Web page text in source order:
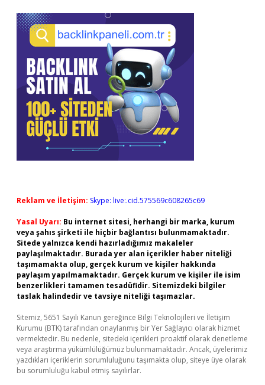
Reklam ve İletişim: Skype: live:.cid.575569c608265c69
Yasal Uyarı: Bu internet sitesi, herhangi bir marka, kurum
veya şahıs şirketi ile hiçbir bağlantısı bulunmamaktadır.
Sitede yalnızca kendi hazırladığımız makaleler
paylaşılmaktadır. Burada yer alan içerikler haber niteliği
taşımamakta olup, gerçek kurum ve kişiler hakkında
paylaşım yapılmamaktadır. Gerçek kurum ve kişiler ile isim
benzerlikleri tamamen tesadüfidir. Sitemizdeki bilgiler
taslak halindedir ve tavsiye niteliği taşımazlar.
Sitemiz, 5651 Sayılı Kanun gereğince Bilgi Teknolojileri ve İletişim
Kurumu (BTK) tarafından onaylanmış bir Yer Sağlayıcı olarak hizmet
vermektedir. Bu nedenle, sitedeki içerikleri proaktif olarak denetleme
veya araştırma yükümlülüğümüz bulunmamaktadır. Ancak, üyelerimiz
yazdıkları içeriklerin sorumluluğunu taşımakta olup, siteye üye olarak
bu sorumluluğu kabul etmiş sayılırlar.